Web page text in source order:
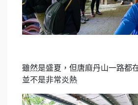
雖然是盛夏，但唐麻丹山一路都
並不是非常炎熱